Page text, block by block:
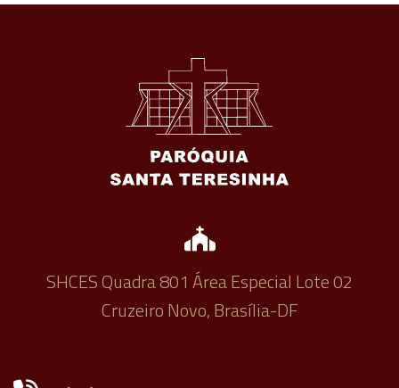
SHCES Quadra 801 Área Especial Lote 02
Cruzeiro Novo, Brasília-DF